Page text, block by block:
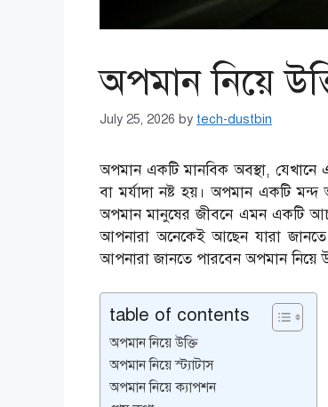
অপমান নিয়ে
July 25, 2026 by tech-dustbin
অপমান একটি মানবিক অবস্থা,
বা মর্যাদা নষ্ট হয়। অপমান একটি
অপমান মানুষের জীবনে এমন একটি
আপনারা অনেকেই আছেন যারা
আপনারা জানতে পারবেন অপমান নিয়ে
table of contents
অপমান নিয়ে উক্তি
অপমান নিয়ে স্ট্যাটাস
অপমান নিয়ে ক্যাপশন